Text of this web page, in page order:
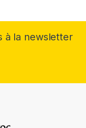
à la newsletter